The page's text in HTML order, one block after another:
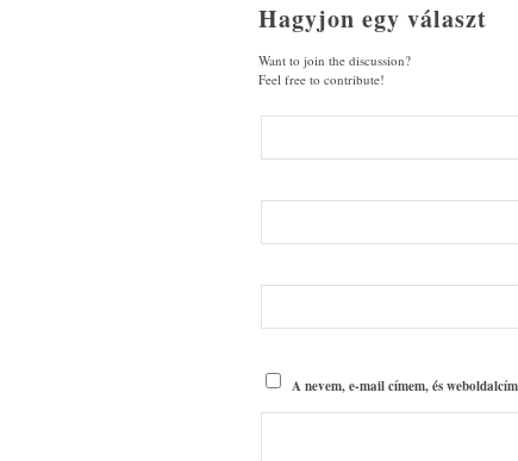
Hagyjon egy választ
Want to join the discussion?
Feel free to contribute!
A nevem, e-mail címem, és